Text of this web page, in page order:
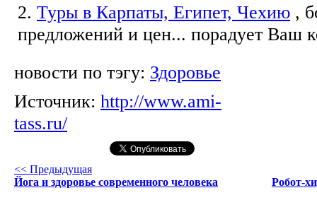
2. Туры в Карпаты, Египет, Чехию ,
предложений и цен... порадует Ваш
новости по тэгу: Здоровье
Источник: http://www.ami-
tass.ru/
<< Предыдущая
Йога и здоровье современного человека
Робот-